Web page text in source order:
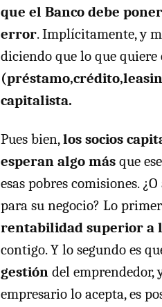
que el Banco debe
error. Implícitamente, y
diciendo que lo que
capitalista.
Pues bien,los socios
esperan algo más que
esas pobres comisiones.
para su negocio? Lo
rentabilidad superior a
contigo. Y lo segundo es
gestión del emprendedor,
empresario lo acepta, es